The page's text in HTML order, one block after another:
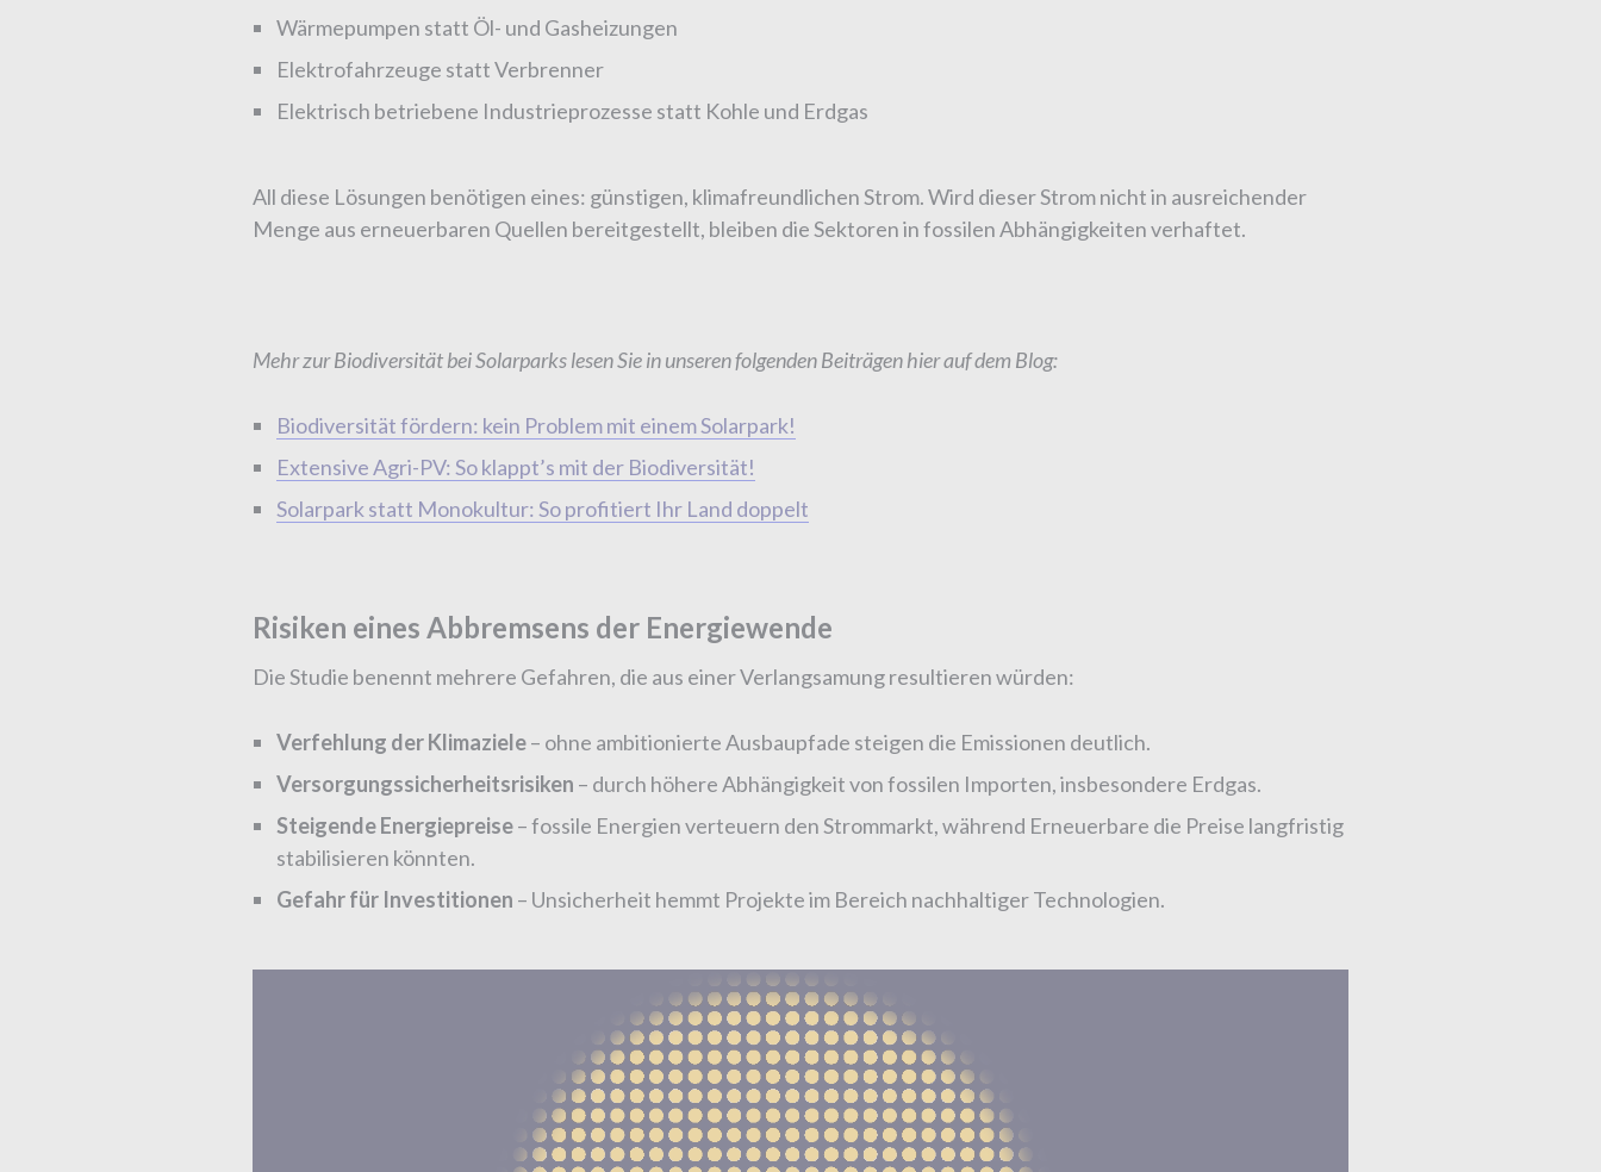
Wärmepumpen statt Öl- und Gasheizungen
Elektrofahrzeuge statt Verbrenner
Elektrisch betriebene Industrieprozesse statt Kohle und Erdgas
All diese Lösungen benötigen eines: günstigen, klimafreundlichen Strom. Wird dieser Strom nicht in ausreichender
Menge aus erneuerbaren Quellen bereitgestellt, bleiben die Sektoren in fossilen Abhängigkeiten verhaftet.
Mehr zur Biodiversität bei Solarparks lesen Sie in unseren folgenden Beiträgen hier auf dem Blog:
Biodiversität fördern: kein Problem mit einem Solarpark!
Extensive Agri-PV: So klappt’s mit der Biodiversität!
Solarpark statt Monokultur: So profitiert Ihr Land doppelt
Risiken eines Abbremsens der Energiewende
Die Studie benennt mehrere Gefahren, die aus einer Verlangsamung resultieren würden:
Verfehlung der Klimaziele– ohne ambitionierte Ausbaupfade steigen die Emissionen deutlich.
Versorgungssicherheitsrisiken – durch höhere Abhängigkeit von fossilen Importen, insbesondere Erdgas.
Steigende Energiepreise– fossile Energien verteuern den Strommarkt, während Erneuerbare die Preise langfristig
stabilisieren könnten.
Gefahr für Investitionen – Unsicherheit hemmt Projekte im Bereich nachhaltiger Technologien.